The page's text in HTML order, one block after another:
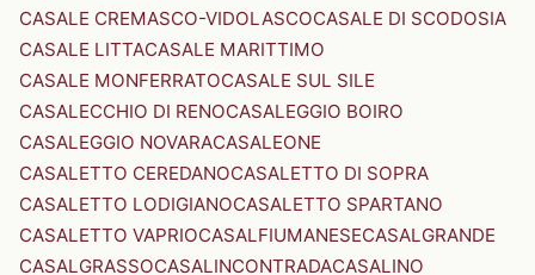
CASALE CREMASCO-VIDOLASCOCASALE DI SCODOSIA
CASALE LITTACASALE MARITTIMO
CASALE MONFERRATOCASALE SUL SILE
CASALECCHIO DI RENOCASALEGGIO BOIRO
CASALEGGIO NOVARACASALEONE
CASALETTO CEREDANOCASALETTO DI SOPRA
CASALETTO LODIGIANOCASALETTO SPARTANO
CASALETTO VAPRIOCASALFIUMANESECASALGRANDE
CASALGRASSOCASALINCONTRADACASALINO